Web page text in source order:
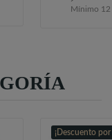
Mínimo 12
¡Descuento